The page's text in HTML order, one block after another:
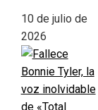
10 de julio de
2026